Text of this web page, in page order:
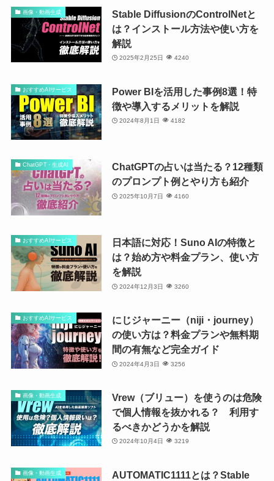
画像・動画生成
Stable DiffusionのControlNetと
は？インストール方法や使い方を
解説
2025年2月25日 4240
おすすめAIサービス
Power BIを活用した事例8選！特
徴や導入するメリットを解説
2024年8月1日 4182
ChatGPT・生成AI
ChatGPTの占いは当たる？12種類
のプロンプト例とやり方も紹介
2025年10月7日 4160
おすすめAIサービス
日本語に対応！Suno AIの特徴と
は？始め方や料金プラン、使い方
を解説
2024年12月3日 3260
おすすめAIサービス
にじジャーニー（niji・journey）
の使い方は？料金プランや無料期
間の有無など完全ガイド
2024年4月3日 3256
画像・動画生成
Vrew（ブリュー）を使うのは危険
で個人情報を抜かれる？ 利用す
るべきかどうかを解説
2024年10月4日 3219
画像・動画生成
AUTOMATIC1111とは？Stable